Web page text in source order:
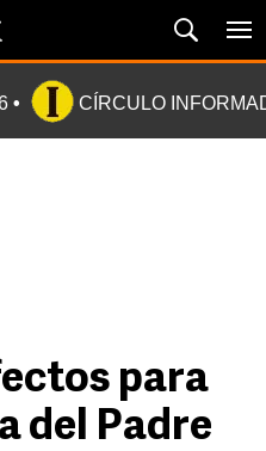
CÍRCULO
para
del Padre